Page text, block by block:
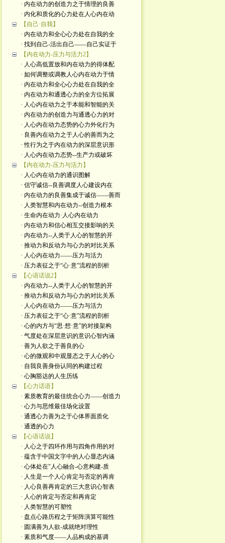
· 内在动力的创造力之于情理的良善
· 内化和质化的心力处在人心内在动
【自己·自我】
· 内在动力和全心心力处在自我的全
· 找到自己-活出自己——自己实证于
【内在动力-压力与活力2】
· 人心高低置放和内在动力的得体配
· 如何调整或调教人心内在动力于情
· 内在动力和全心心力处在自我的全
· 内在动力和通透心力的全方位拓展
· 人心内在动力之于本能和智能的关
· 内在动力的创造力与通透心力的对
· 人心内在动力态势的心力外化行为
· 良善内在动力之于人心的善而为之
· 性行为之于内在动力的深层意识形
· 人心内在动力态势--生产力或破坏
【内在动力-压力与活力】
· 人心内在动力的通识图解
· 信守诚信--良善调度人心建设内在
· 内在动力的良善集成于诚信——善而
· 人类智慧和内在动力--创造力根本
· 生命内在动力·人心内在动力
· 内在动力和信心相互交接影响的关
· 内在动力--人类于人心的智慧的开
· 推动力和反动力与心力的对比关系
· 人心内在动力——压力与活力
· 压力表征之于“心·意”流程的剖析
【心语话说2】
· 内在动力--人类于人心的智慧的开
· 推动力和反动力与心力的对比关系
· 人心内在动力——压力与活力
· 压力表征之于“心·意”流程的剖析
· 心的内方与“思·想·意”的对接架构
· 气度处在深层意识的意识心智内涵
· 善为人欲之于善良的心
· 心的微观和中观显态之于人心的心
· 自我良善身份认同的构建过程
· 心胸豁达的人生历练
【心力话语】
· 素质教育的最佳统合心力——创造力
· 心力与思维最佳场化设置
· 通透心力善为之于心体界面质化
· 通透的心力
【心语话说】
· 人心之于四环作用与四角作用的对
· 蕴含于中国文字中的人心显态内涵
· 心体处在"人心融合-心意构建-质
· 人生是一个人心肯定与否定的再肯
· 人心良善再肯定的三大意识心智表
· 人心的肯定与否定和再肯定
· 人类智慧的可塑性
· 盘点心路历程之于矩阵演算可能性
· 圆满善为人欲-成就绝对理性
· 素质和气度——人品构成的基调